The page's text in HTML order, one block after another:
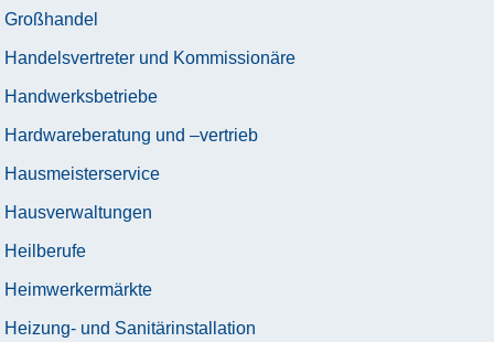
Großhandel
Handelsvertreter und Kommissionäre
Handwerksbetriebe
Hardwareberatung und –vertrieb
Hausmeisterservice
Hausverwaltungen
Heilberufe
Heimwerkermärkte
Heizung- und Sanitärinstallation